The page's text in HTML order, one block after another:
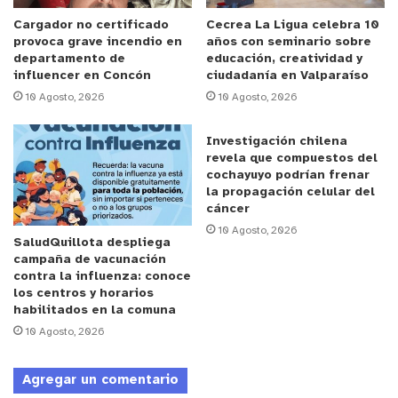
coordinar las comandas con la cocina futbolera
desvaneciendo de esa manera las intensidades en
sus recetas, quedando en el bajativo de la
emoción.
Anuncio Patrocinado
Receso temporal, el terminator arbitral volvió con
nuevas tenidas futurista invernales para reanudar
la película y mientras se terminaba el sonido del
pitazo inicial en la ciudad de La Cruz, se vivió un
nuevo récord guiness y eran “Los amigos de
siempre” quienes recuperando el tiempo perdido
hicieron el gol más rápido del torneo a “Los
Cancheros” Campo Deportivo quienes nunca
resultado siendo que con su música hipnotizadora
Cargador no certificado
provoca grave incendio en
departamento de
influencer en Concón
10 Agosto, 2026
Cecrea La Ligua celebra 10
años con seminario sobre
educación, creatividad y
ciudadanía en Valparaíso
10 Agosto, 2026
SaludQuillota despliega
campaña de vacunación
contra la influenza: conoce
los centros y horarios
habilitados en la comuna
10 Agosto, 2026
Investigación chilena
revela que compuestos del
cochayuyo podrían frenar
la propagación celular del
cáncer
10 Agosto, 2026
Agregar un comentario